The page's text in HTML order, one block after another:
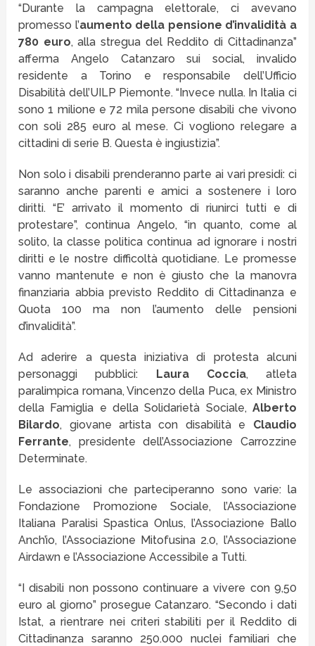
“Durante la campagna elettorale, ci avevano
promesso l’aumento della pensione d’invalidità a
780 euro, alla stregua del Reddito di Cittadinanza”
afferma Angelo Catanzaro sui social, invalido
residente a Torino e responsabile dell’Ufficio
Disabilità dell’UILP Piemonte. “Invece nulla. In Italia ci
sono 1 milione e 72 mila persone disabili che vivono
con soli 285 euro al mese. Ci vogliono relegare a
cittadini di serie B. Questa è ingiustizia”.
Non solo i disabili prenderanno parte ai vari presidi: ci
saranno anche parenti e amici a sostenere i loro
diritti. “E’ arrivato il momento di riunirci tutti e di
protestare”, continua Angelo, “in quanto, come al
solito, la classe politica continua ad ignorare i nostri
diritti e le nostre difficoltà quotidiane. Le promesse
vanno mantenute e non è giusto che la manovra
finanziaria abbia previsto Reddito di Cittadinanza e
Quota 100 ma non l’aumento delle pensioni
d’invalidità”.
Ad aderire a questa iniziativa di protesta alcuni
personaggi pubblici: Laura Coccia, atleta
paralimpica romana, Vincenzo della Puca, ex Ministro
della Famiglia e della Solidarietà Sociale, Alberto
Bilardo, giovane artista con disabilità e Claudio
Ferrante, presidente dell’Associazione Carrozzine
Determinate.
Le associazioni che parteciperanno sono varie: la
Fondazione Promozione Sociale, l’Associazione
Italiana Paralisi Spastica Onlus, l’Associazione Ballo
Anch’io, l’Associazione Mitofusina 2.0, l’Associazione
Airdawn e l’Associazione Accessibile a Tutti.
“I disabili non possono continuare a vivere con 9,50
euro al giorno” prosegue Catanzaro. “Secondo i dati
Istat, a rientrare nei criteri stabiliti per il Reddito di
Cittadinanza saranno 250.000 nuclei familiari che